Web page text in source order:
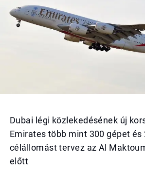
Dubai légi közlekedésének új
Emirates több mint 300 gépet és
célállomást tervez az Al
előtt